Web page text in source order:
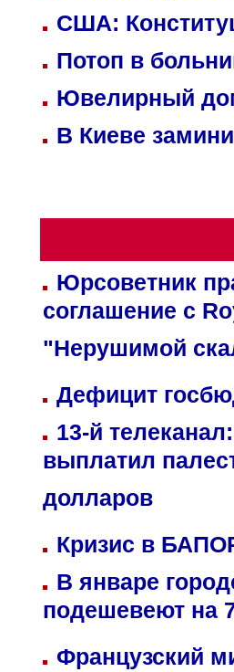
США:
Потоп в
Ювелирный
В Киеве
Юрсоветник
соглашение с
"Нерушимой
Дефицит
13-й
выплатил
долларов
Кризис в
В январе
подешевеют на
Французский